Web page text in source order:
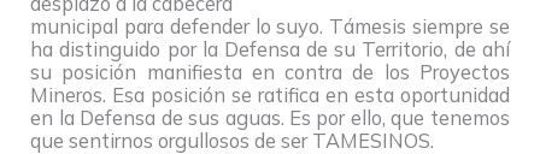
municipal para defender lo suyo. Támesis siempre se
ha distinguido por la Defensa de su Territorio, de ahí
su posición manifiesta en contra de los Proyectos
Mineros. Esa posición se ratifica en esta oportunidad
en la Defensa de sus aguas. Es por ello, que tenemos
que sentirnos orgullosos de ser TAMESINOS.